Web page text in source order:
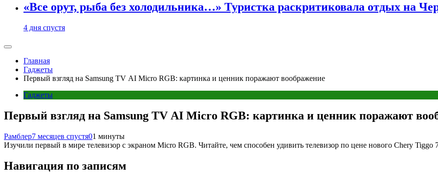
«Все орут, рыба без холодильника…» Туристка раскритиковала отдых на
4 дня спустя
Главная
Гаджеты
Первый взгляд на Samsung TV AI Micro RGB: картинка и ценник поражают воображение
Гаджеты
Первый взгляд на Samsung TV AI Micro RGB: картинка и ценник поражают
Рамблер7 месяцев спустя01 минуты
Изучили первый в мире телевизор с экраном Micro RGB. Читайте, чем способен удивить телевизор по цене нового Chery Tiggo
Навигация по записям